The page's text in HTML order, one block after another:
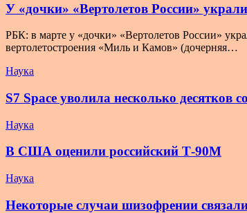
У «дочки» «Вертолетов России»
РБК: в марте у «дочки» «Вертолетов России»
вертолетостроения «Миль и Камов» (дочерняя…
Наука
S7 Space уволила несколько десятков
Наука
В США оценили российский Т-90М
Наука
Некоторые случаи шизофрении